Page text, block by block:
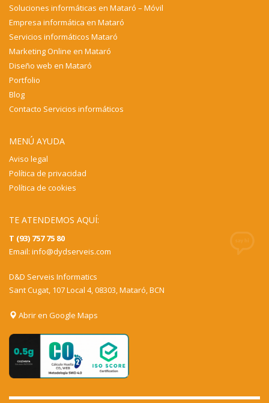
Soluciones informáticas en Mataró – Móvil
Empresa informática en Mataró
Servicios informáticos Mataró
Marketing Online en Mataró
Diseño web en Mataró
Portfolio
Blog
Contacto Servicios informáticos
MENÚ AYUDA
Aviso legal
Política de privacidad
Política de cookies
TE ATENDEMOS AQUÍ:
T (93) 757 75 80
Email: info@dydserveis.com
D&D Serveis Informatics
Sant Cugat, 107 Local 4, 08303, Mataró, BCN
Abrir en Google Maps